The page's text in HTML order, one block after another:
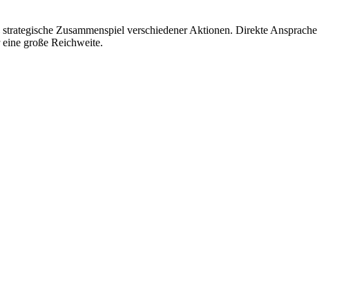
Zusammenspiel verschiedener Aktionen. Direkte Ansprache
große Reichweite.